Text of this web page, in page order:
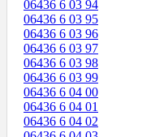
06436 6 03 94
06436 6 03 95
06436 6 03 96
06436 6 03 97
06436 6 03 98
06436 6 03 99
06436 6 04 00
06436 6 04 01
06436 6 04 02